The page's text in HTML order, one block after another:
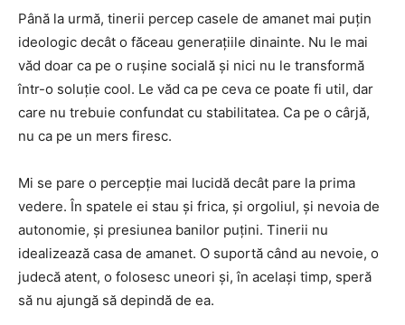
Până la urmă, tinerii percep casele de amanet mai puțin
ideologic decât o făceau generațiile dinainte. Nu le mai
văd doar ca pe o rușine socială și nici nu le transformă
într-o soluție cool. Le văd ca pe ceva ce poate fi util, dar
care nu trebuie confundat cu stabilitatea. Ca pe o cârjă,
nu ca pe un mers firesc.
Mi se pare o percepție mai lucidă decât pare la prima
vedere. În spatele ei stau și frica, și orgoliul, și nevoia de
autonomie, și presiunea banilor puțini. Tinerii nu
idealizează casa de amanet. O suportă când au nevoie, o
judecă atent, o folosesc uneori și, în același timp, speră
să nu ajungă să depindă de ea.